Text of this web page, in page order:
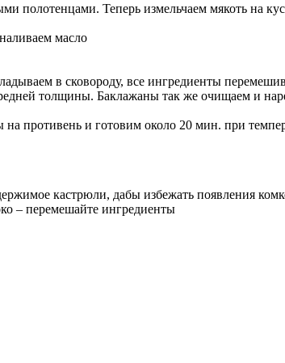
полотенцами. Теперь измельчаем мякоть на
масло
в сковороду, все ингредиенты
толщины. Баклажаны так же очищаем и
противень и готовим около 20 мин. при
кастрюли, дабы избежать появления
– перемешайте ингредиенты